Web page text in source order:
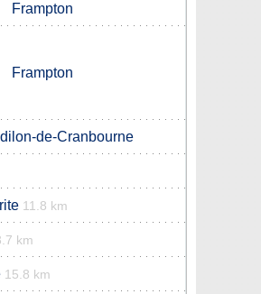
Frampton
Frampton
de-Cranbourne
11.8 km
km
15.8 km